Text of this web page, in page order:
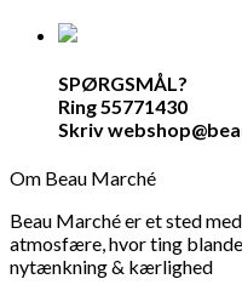
SPØRGSMÅL?
Ring 55771430
Skriv
Om Beau Marché
Beau Marché er et sted
atmosfære, hvor ting
nytænkning & kærlighed